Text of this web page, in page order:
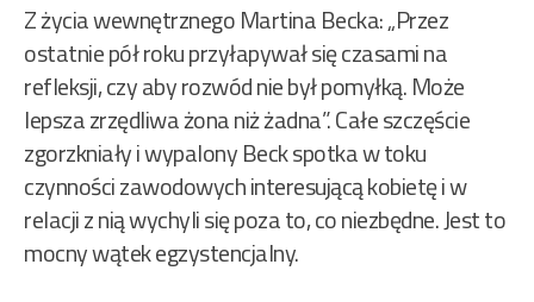
Z życia wewnętrznego Martina Becka: „Przez
ostatnie pół roku przyłapywał się czasami na
refleksji, czy aby rozwód nie był pomyłką. Może
lepsza zrzędliwa żona niż żadna”. Całe szczęście
zgorzkniały i wypalony Beck spotka w toku
czynności zawodowych interesującą kobietę i w
relacji z nią wychyli się poza to, co niezbędne. Jest to
mocny wątek egzystencjalny.